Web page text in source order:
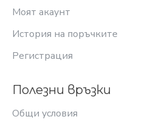
Моят акаунт
История на поръчките
Регистрация
Полезни връзки
Общи условия